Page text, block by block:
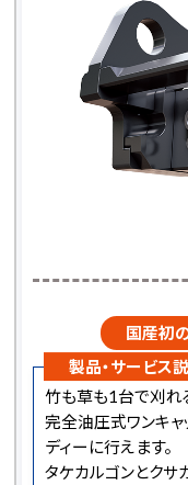
国産初
製品・サービス
竹も草も1台で刈れ
完全油圧式ワンキ
ディーに行えます。
タケカルゴンとクサ